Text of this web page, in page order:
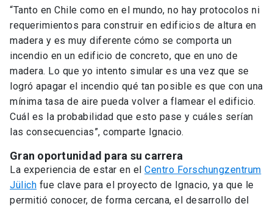
“Tanto en Chile como en el mundo, no hay protocolos ni
requerimientos para construir en edificios de altura en
madera y es muy diferente cómo se comporta un
incendio en un edificio de concreto, que en uno de
madera. Lo que yo intento simular es una vez que se
logró apagar el incendio qué tan posible es que con una
mínima tasa de aire pueda volver a flamear el edificio.
Cuál es la probabilidad que esto pase y cuáles serían
las consecuencias”, comparte Ignacio.
Gran oportunidad para su carrera
La experiencia de estar en el Centro Forschungzentrum
Jülich fue clave para el proyecto de Ignacio, ya que le
permitió conocer, de forma cercana, el desarrollo del